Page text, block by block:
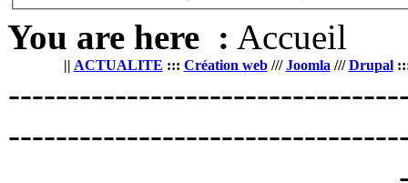
You are here : Accueil
|| ACTUALITE ::: Création web///Joomla ///Drupal